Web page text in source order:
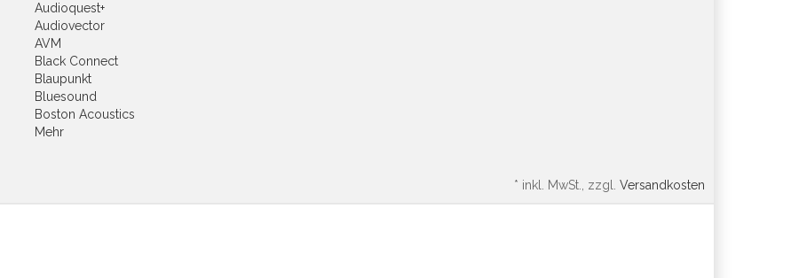
Audioquest+
Audiovector
AVM
Black Connect
Blaupunkt
Bluesound
Boston Acoustics
Mehr
* inkl. MwSt., zzgl. Versandkosten